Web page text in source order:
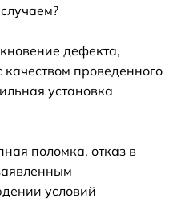
дефекта,
проведенного
установка
поломка, отказ в
условий